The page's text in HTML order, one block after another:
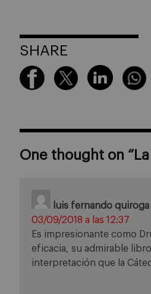
SHARE
One thought on “
luis fernando
03/09/2018 a las 12:37
Es impresionante como
eficacia, su admirable
interpretación que la